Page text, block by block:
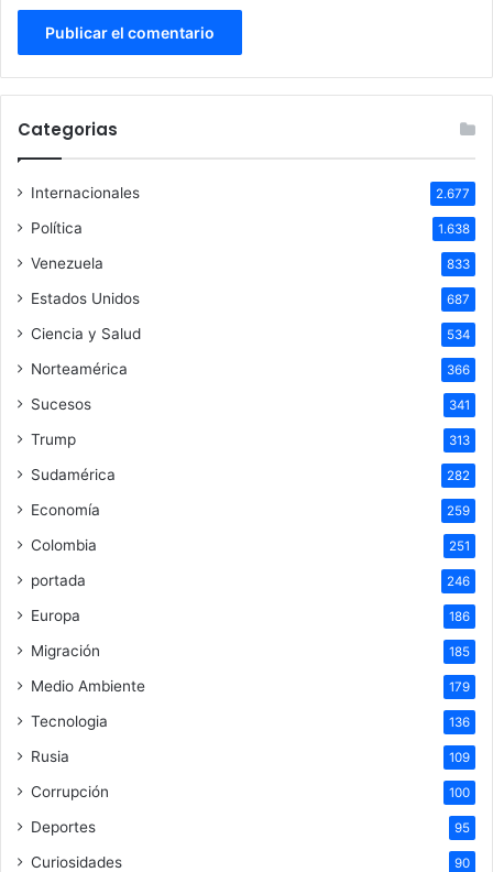
Categorias
Internacionales 2.677
Política 1.638
Venezuela 833
Estados Unidos 687
Ciencia y Salud 534
Norteamérica 366
Sucesos 341
Trump 313
Sudamérica 282
Economía 259
Colombia 251
portada 246
Europa 186
Migración 185
Medio Ambiente 179
Tecnologia 136
Rusia 109
Corrupción 100
Deportes 95
Curiosidades 90